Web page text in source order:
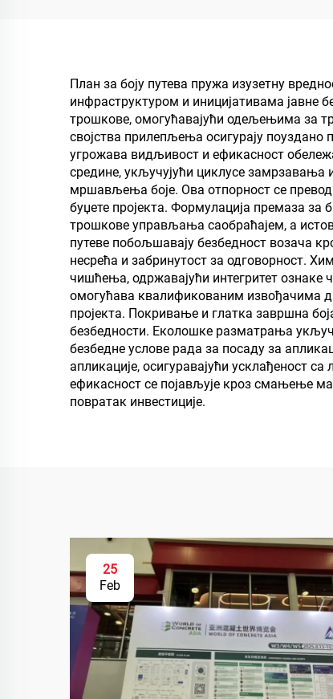
и декорацију пејзажа
План за боју путева пружа изузетну
инфраструктуром и иницијативама јавне
трошкове, омогућавајући одељењима за
својства прилепљења осигурају
угрожава видљивост и ефикасност
средине, укључујући циклусе замрзавања
мршављења боје. Ова отпорност се
буџете пројекта. Формулација премаза
трошкове управљања саобраћајем, а
путеве побољшавају безбедност возача
несрећа и забринутост за одговорност.
чишћења, одржавајући интегритет
омогућава квалификованим извођачима
пројекта. Покривање и глатка завршна
безбедности. Еколошке разматрања
безбедне услове рада за посаду за
апликације, осигуравајући усклађеност
ефикасност се појављује кроз смањење
повратак инвестиције.
25
Feb